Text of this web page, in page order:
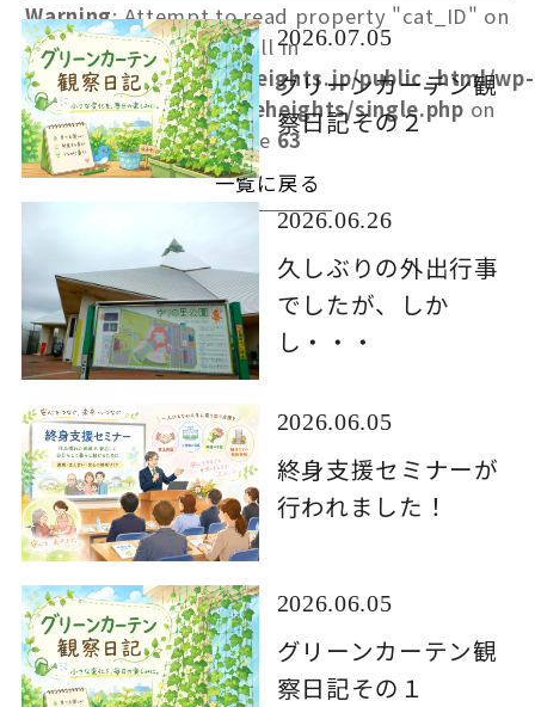
Warning: Attempt to read property "cat_ID" on
null in
/home/keihatsu/careheights.jp/public_html/wp-
content/themes/careheights/single.php on
line 63
一覧に戻る
2026.07.05
グリーンカーテン観
察日記その２
2026.06.26
久しぶりの外出行事
でしたが、しか
し・・・
2026.06.05
終身支援セミナーが
行われました！
2026.06.05
グリーンカーテン観
察日記その１